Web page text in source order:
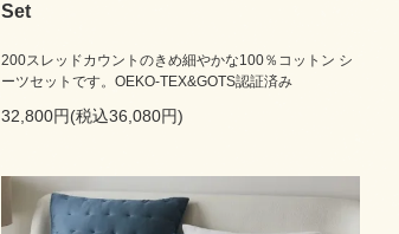
Set
200スレッドカウントのきめ細やかな100％コットン シ
ーツセットです。OEKO-TEX&GOTS認証済み
32,800円(税込36,080円)